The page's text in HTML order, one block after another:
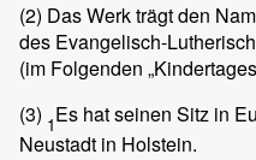
(2) Das Werk trägt den
des Evangelisch-
(im Folgenden
(3) 1Es hat seinen Sitz in
Neustadt in Holstein.